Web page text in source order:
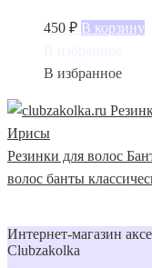
450 ₽ В корзину
В избранное
Резинки для волос
волос банты
Интернет-магазин
Clubzakolka